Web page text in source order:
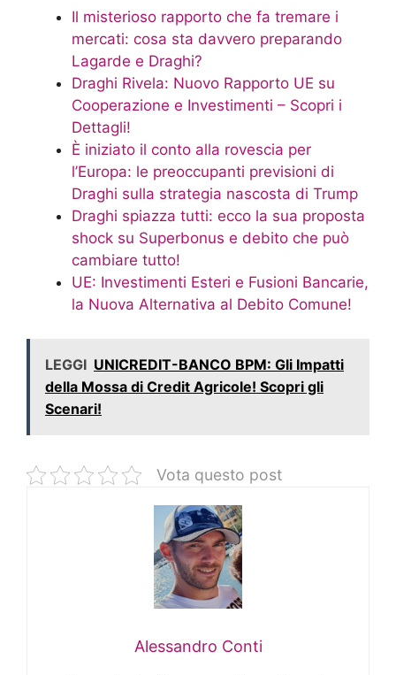
Il misterioso rapporto che fa tremare i
mercati: cosa sta davvero preparando
Lagarde e Draghi?
Draghi Rivela: Nuovo Rapporto UE su
Cooperazione e Investimenti – Scopri i
Dettagli!
È iniziato il conto alla rovescia per
l’Europa: le preoccupanti previsioni di
Draghi sulla strategia nascosta di Trump
Draghi spiazza tutti: ecco la sua proposta
shock su Superbonus e debito che può
cambiare tutto!
UE: Investimenti Esteri e Fusioni Bancarie,
la Nuova Alternativa al Debito Comune!
LEGGI UNICREDIT-BANCO BPM: Gli Impatti
della Mossa di Credit Agricole! Scopri gli
Scenari!
Vota questo post
Alessandro Conti